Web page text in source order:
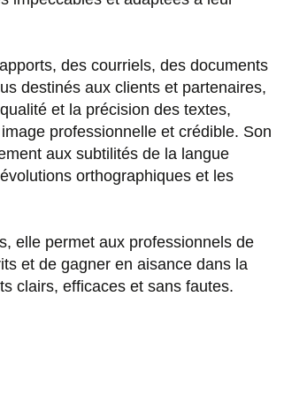
des courriels, des documents
destinés aux clients et partenaires,
et la précision des textes,
professionnelle et crédible. Son
aux subtilités de la langue
orthographiques et les
elle permet aux professionnels de
et de gagner en aisance dans la
clairs, efficaces et sans fautes.